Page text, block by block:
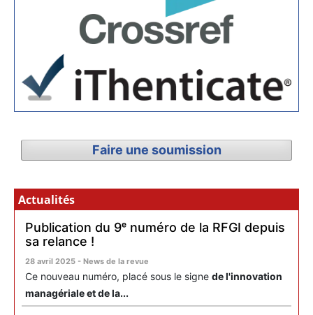
Faire une soumission
Actualités
Publication du 9ᵉ numéro de la RFGI depuis
sa relance !
28 avril 2025 - News de la revue
Ce nouveau numéro, placé sous le signe de l'innovation
managériale et de la...